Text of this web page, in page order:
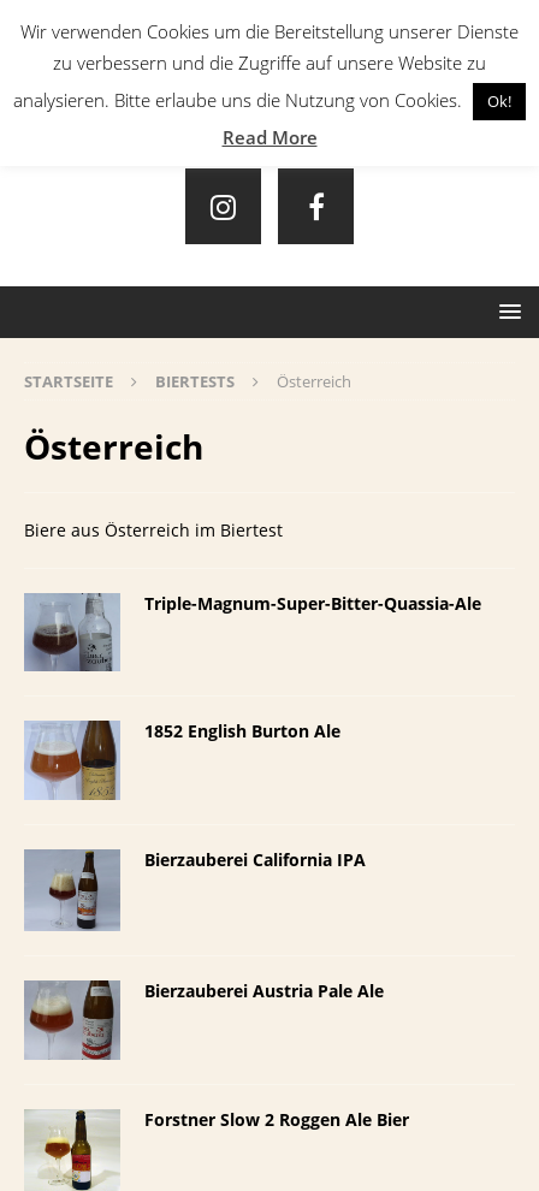
STARTSEITE BIERTESTS Österreich
Österreich
Biere aus Österreich im Biertest
Triple-Magnum-Super-Bitter-Quassia-Ale
1852 English Burton Ale
Bierzauberei California IPA
Bierzauberei Austria Pale Ale
Forstner Slow 2 Roggen Ale Bier
Wir verwenden Cookies um die Bereitstellung unserer Dienste
zu verbessern und die Zugriffe auf unsere Website zu
analysieren. Bitte erlaube uns die Nutzung von Cookies.
Ok!
Read More